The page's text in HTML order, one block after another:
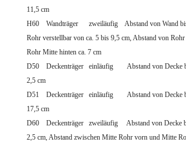
11,5 cm
H60 Wandträger zweiläufig Abstand von Wand
Rohr verstellbar von ca. 5 bis 9,5 cm, Abstand von
Rohr Mitte hinten ca. 7 cm
D50 Deckenträger einläufig Abstand von Decke
2,5 cm
D51 Deckenträger einläufig Abstand von Decke
17,5 cm
D60 Deckenträger zweiläufig Abstand von Decke
2,5 cm, Abstand zwischen Mitte Rohr vorn und Mitte